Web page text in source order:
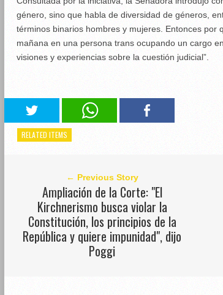
género, sino que habla de diversidad de géneros,
términos binarios hombres y mujeres. Entonces por
mañana en una persona trans ocupando un cargo
visiones y experiencias sobre la cuestión judicial”.
RELATED ITEMS
← Previous Story
Ampliación de la Corte: "El
Kirchnerismo busca violar la
Constitución, los principios de la
República y quiere impunidad", dijo
Poggi